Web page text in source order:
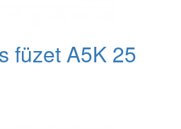
füzet A5K 25